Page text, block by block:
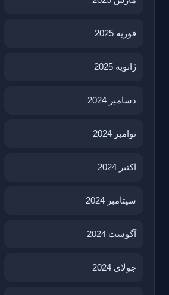
فوریه 2025
ژانویه 2025
دسامبر 2024
نوامبر 2024
اکتبر 2024
سپتامبر 2024
آگوست 2024
جولای 2024